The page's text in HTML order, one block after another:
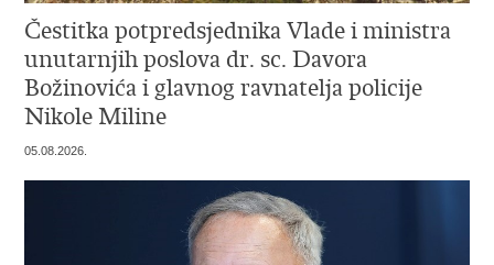
Čestitka potpredsjednika Vlade i ministra
unutarnjih poslova dr. sc. Davora
Božinovića i glavnog ravnatelja policije
Nikole Miline
05.08.2026.